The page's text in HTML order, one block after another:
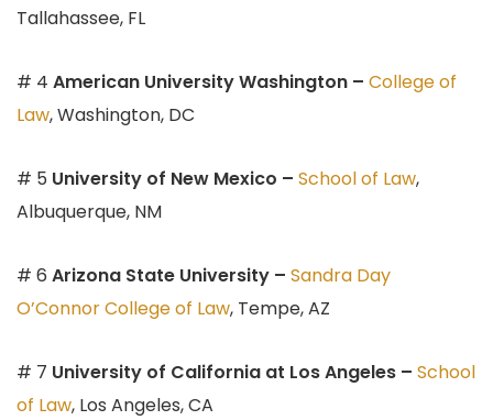
Tallahassee, FL
# 4 American University Washington – College of
Law, Washington, DC
# 5 University of New Mexico – School of Law,
Albuquerque, NM
# 6 Arizona State University – Sandra Day
O’Connor College of Law, Tempe, AZ
# 7 University of California at Los Angeles – School
of Law, Los Angeles, CA